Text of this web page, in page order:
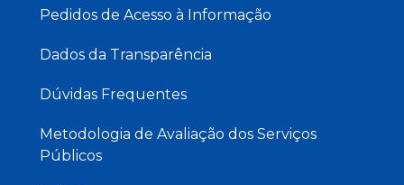
Pedidos de Acesso à Informação
Dados da Transparência
Dúvidas Frequentes
Metodologia de Avaliação dos Serviços
Públicos